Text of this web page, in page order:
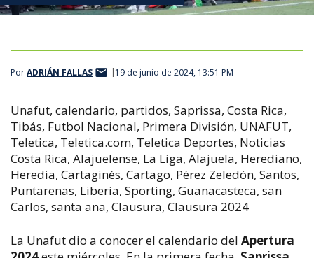
PorADRIÁN FALLAS 19 de junio de 2024, 13:51 PM
Unafut, calendario, partidos, Saprissa, Costa Rica,
Tibás, Futbol Nacional, Primera División, UNAFUT,
Teletica, Teletica.com, Teletica Deportes, Noticias
Costa Rica, Alajuelense, La Liga, Alajuela, Herediano,
Heredia, Cartaginés, Cartago, Pérez Zeledón, Santos,
Puntarenas, Liberia, Sporting, Guanacasteca, san
Carlos, santa ana, Clausura, Clausura 2024
La Unafut dio a conocer el calendario del Apertura